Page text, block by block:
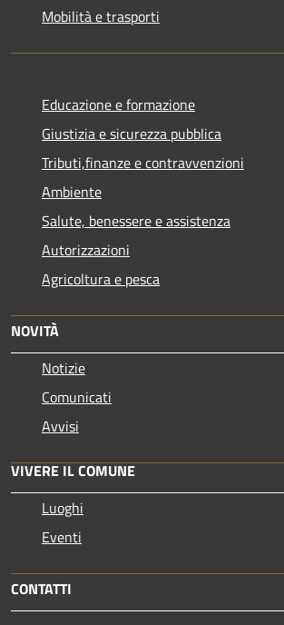
Mobilità e trasporti
Educazione e formazione
Giustizia e sicurezza pubblica
Tributi,finanze e contravvenzioni
Ambiente
Salute, benessere e assistenza
Autorizzazioni
Agricoltura e pesca
NOVITÀ
Notizie
Comunicati
Avvisi
VIVERE IL COMUNE
Luoghi
Eventi
CONTATTI